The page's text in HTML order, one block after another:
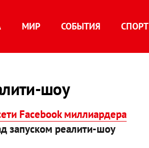
МИР СОБЫТИЯ СПОРТ
шоу
Facebook миллиардера
запуском реалити-шоу